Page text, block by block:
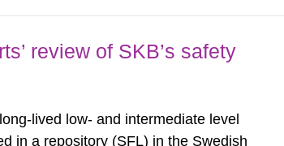
review of SKB’s safety
lived low- and intermediate level
in a repository (SFL) in the Swedish